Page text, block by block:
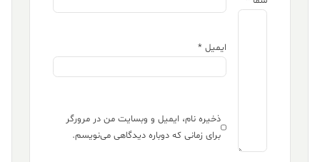
ایمیل *
ذخیره نام، ایمیل و وبسایت من در مرورگر
برای زمانی که دوباره دیدگاهی می‌نویسم.